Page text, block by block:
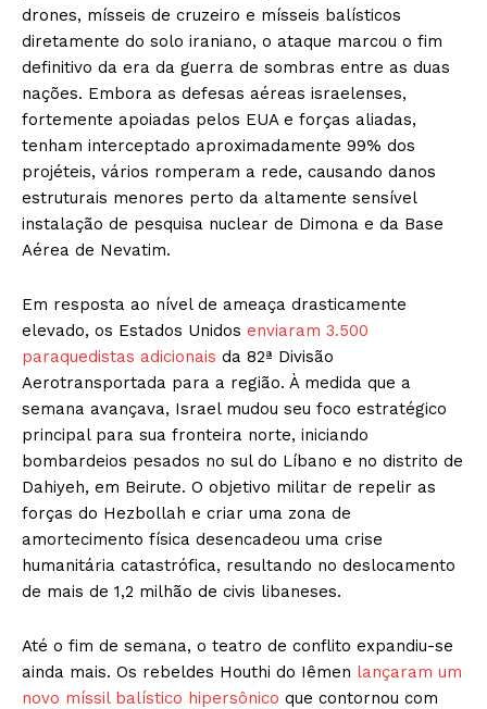
drones, mísseis de cruzeiro e mísseis balísticos
diretamente do solo iraniano, o ataque marcou o fim
definitivo da era da guerra de sombras entre as duas
nações. Embora as defesas aéreas israelenses,
fortemente apoiadas pelos EUA e forças aliadas,
tenham interceptado aproximadamente 99% dos
projéteis, vários romperam a rede, causando danos
estruturais menores perto da altamente sensível
instalação de pesquisa nuclear de Dimona e da Base
Aérea de Nevatim.
Em resposta ao nível de ameaça drasticamente
elevado, os Estados Unidos enviaram 3.500
paraquedistas adicionais da 82ª Divisão
Aerotransportada para a região. À medida que a
semana avançava, Israel mudou seu foco estratégico
principal para sua fronteira norte, iniciando
bombardeios pesados no sul do Líbano e no distrito de
Dahiyeh, em Beirute. O objetivo militar de repelir as
forças do Hezbollah e criar uma zona de
amortecimento física desencadeou uma crise
humanitária catastrófica, resultando no deslocamento
de mais de 1,2 milhão de civis libaneses.
Até o fim de semana, o teatro de conflito expandiu-se
ainda mais. Os rebeldes Houthi do Iêmen lançaram um
novo míssil balístico hipersônico que contornou com